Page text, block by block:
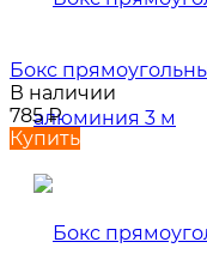
Бокс
В наличии
785₽
Купить